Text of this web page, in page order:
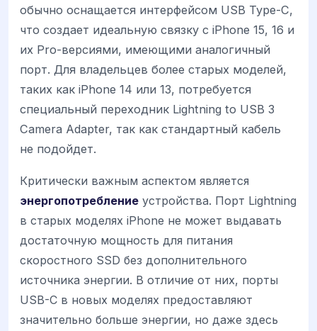
обычно оснащается интерфейсом USB Type-C,
что создает идеальную связку с iPhone 15, 16 и
их Pro-версиями, имеющими аналогичный
порт. Для владельцев более старых моделей,
таких как iPhone 14 или 13, потребуется
специальный переходник Lightning to USB 3
Camera Adapter, так как стандартный кабель
не подойдет.
Критически важным аспектом является
энергопотребление устройства. Порт Lightning
в старых моделях iPhone не может выдавать
достаточную мощность для питания
скоростного SSD без дополнительного
источника энергии. В отличие от них, порты
USB-C в новых моделях предоставляют
значительно больше энергии, но даже здесь